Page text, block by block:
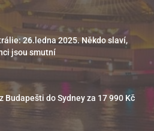
26.ledna 2025. Někdo slaví,
jsou smutní
Budapešti do Sydney za 17 990 Kč